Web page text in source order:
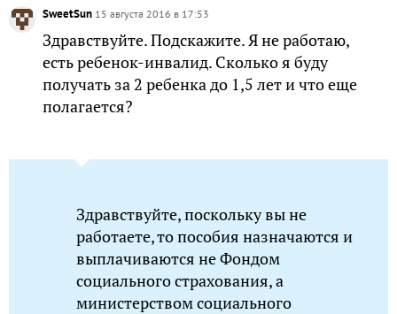
SweetSun 15 августа 2016 в 17:53
Здравствуйте. Подскажите. Я не работаю,
есть ребенок-инвалид. Сколько я буду
получать за 2 ребенка до 1,5 лет и что еще
полагается?
Здравствуйте, поскольку вы не
работаете, то пособия назначаются и
выплачиваются не Фондом
социального страхования, а
министерством социального